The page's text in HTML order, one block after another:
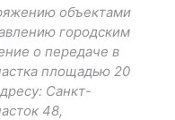
объектами
городским
о передаче в
площадью 20
Санкт-
48,